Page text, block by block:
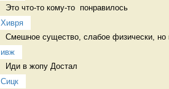
Это что-то кому-то  понравилось
Хивря
Смешное существо, слабое физически, но
ивж
Иди в жопу Достал
Сицк